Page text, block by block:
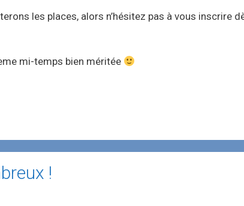
les places, alors n’hésitez pas à vous inscrire
mi-temps bien méritée
!